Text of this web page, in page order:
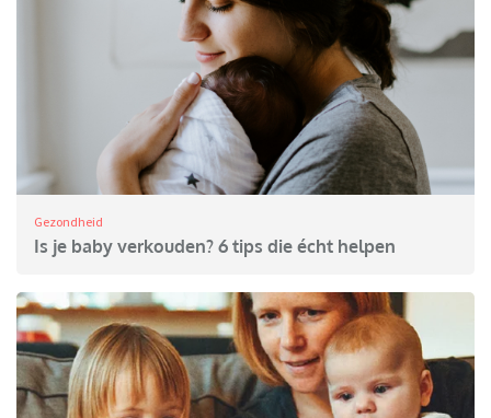
Gezondheid
Is je baby verkouden? 6 tips die écht helpen